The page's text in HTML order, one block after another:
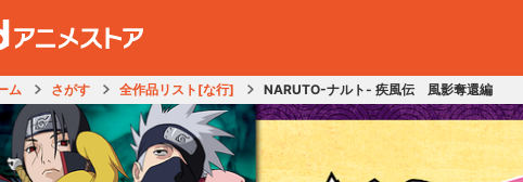
ム さがす 全作品リスト[な行] NARUTO-ナルト- 疾風伝 風影奪還編